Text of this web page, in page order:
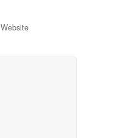
Website